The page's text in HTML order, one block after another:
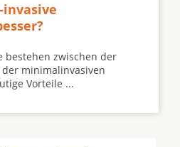
bestehen zwischen der
minimalinvasiven
Vorteile ...